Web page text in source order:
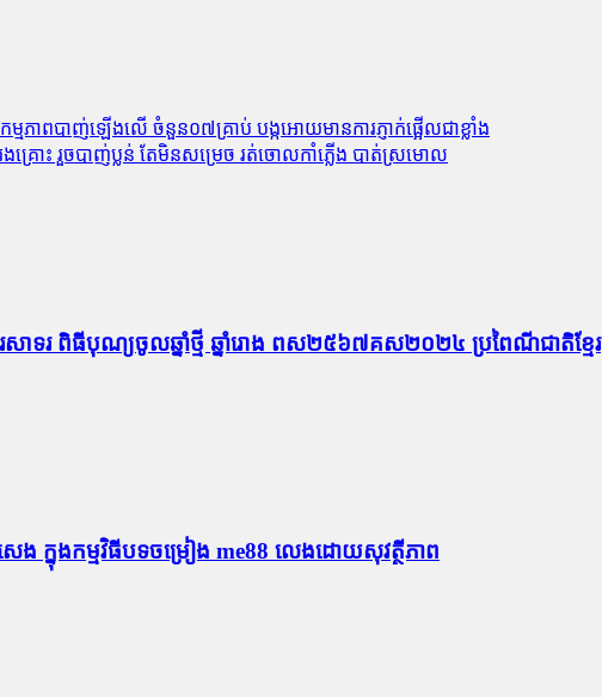
មភាពបាញ់​ឡើងលើ ​ចំនួន០៧​គ្រាប់ បង្ក​អោយ​មាន​ការភ្ញាក់ផ្អើល​ជាខ្លាំង
គ្រោះ រួចបាញ់ប្លន់ តែមិនសម្រេច រត់ចោលកាំភ្លើង បាត់ស្រមោល
សាទរ ពិធីបុណ្យចូលឆ្នាំថ្មី ឆ្នាំរោង ពស២៥៦៧គស២០២៤ ប្រពៃណីជាតិខ្មែរ
នុងកម្មវិធីបទចម្រៀង me88 លេងដោយសុវត្ថីភាព